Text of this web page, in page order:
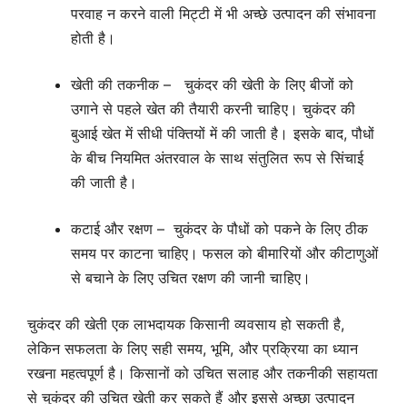
परवाह न करने वाली मिट्टी में भी अच्छे उत्पादन की संभावना
होती है।
खेती की तकनीक – चुकंदर की खेती के लिए बीजों को
उगाने से पहले खेत की तैयारी करनी चाहिए। चुकंदर की
बुआई खेत में सीधी पंक्तियों में की जाती है। इसके बाद, पौधों
के बीच नियमित अंतरवाल के साथ संतुलित रूप से सिंचाई
की जाती है।
कटाई और रक्षण – चुकंदर के पौधों को पकने के लिए ठीक
समय पर काटना चाहिए। फसल को बीमारियों और कीटाणुओं
से बचाने के लिए उचित रक्षण की जानी चाहिए।
चुकंदर की खेती एक लाभदायक किसानी व्यवसाय हो सकती है,
लेकिन सफलता के लिए सही समय, भूमि, और प्रक्रिया का ध्यान
रखना महत्वपूर्ण है। किसानों को उचित सलाह और तकनीकी सहायता
से चुकंदर की उचित खेती कर सकते हैं और इससे अच्छा उत्पादन